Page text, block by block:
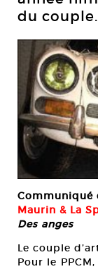
du couple.
Communiqué
Maurin & La
Des anges
Le couple
Pour le